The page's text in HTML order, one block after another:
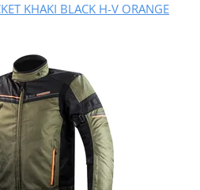
KHAKI BLACK H-V ORANGE